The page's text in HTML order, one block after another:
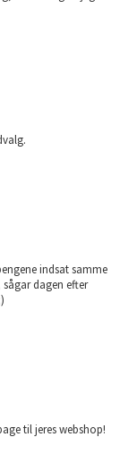
indsat samme
dagen efter
til jeres webshop!